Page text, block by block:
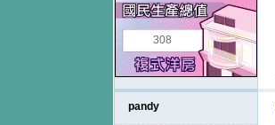
308
pandy